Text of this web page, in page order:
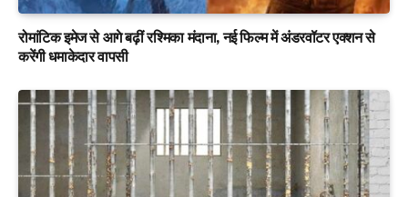
रोमांटिक इमेज से आगे बढ़ीं रश्मिका मंदाना, नई फिल्म में अंडरवॉटर एक्शन से
करेंगी धमाकेदार वापसी